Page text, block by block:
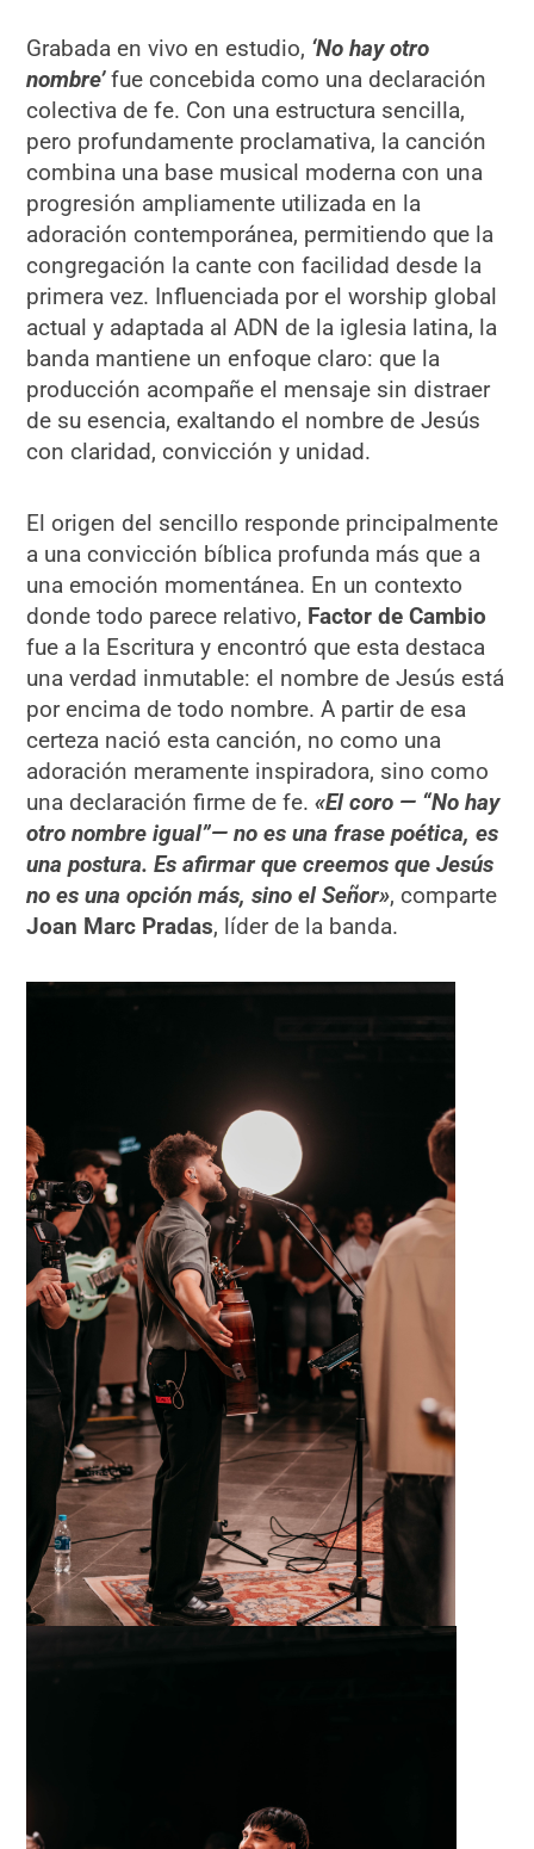
Grabada en vivo en estudio, ‘No hay otro
nombre’fue concebida como una declaración
colectiva de fe. Con una estructura sencilla,
pero profundamente proclamativa, la canción
combina una base musical moderna con una
progresión ampliamente utilizada en la
adoración contemporánea, permitiendo que la
congregación la cante con facilidad desde la
primera vez. Influenciada por el worship global
actual y adaptada al ADN de la iglesia latina, la
banda mantiene un enfoque claro: que la
producción acompañe el mensaje sin distraer
de su esencia, exaltando el nombre de Jesús
con claridad, convicción y unidad.
El origen del sencillo responde principalmente
a una convicción bíblica profunda más que a
una emoción momentánea. En un contexto
donde todo parece relativo, Factor de Cambio
fue a la Escritura y encontró que esta destaca
una verdad inmutable: el nombre de Jesús está
por encima de todo nombre. A partir de esa
certeza nació esta canción, no como una
adoración meramente inspiradora, sino como
una declaración firme de fe.«El coro — “No hay
otro nombre igual”— no es una frase poética, es
una postura. Es afirmar que creemos que Jesús
no es una opción más, sino el Señor», comparte
Joan Marc Pradas, líder de la banda.